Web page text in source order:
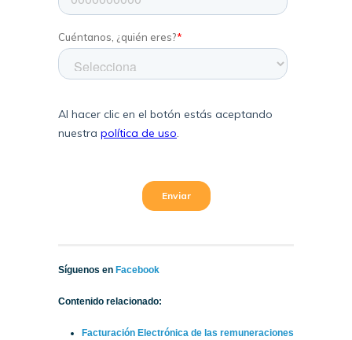
Síguenos en Facebook
Contenido relacionado:
Facturación Electrónica de las remuneraciones